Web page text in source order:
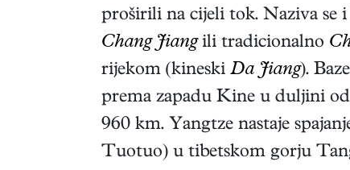
proširili na cijeli tok. Naziva
Chang Jiangili tradicionalno
rijekom (kineski Da Jiang).
prema zapadu Kine u duljini
960 km. Yangtze nastaje
Tuotuo) u tibetskom gorju